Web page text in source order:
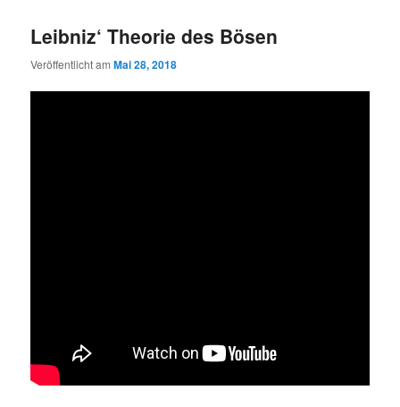
Leibniz‘ Theorie des Bösen
Veröffentlicht amMai 28, 2018